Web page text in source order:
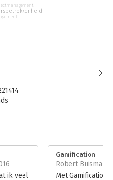
meer impact heeft.
en zorg ervoor dat
zien hoe de moderne
effecten kan gamification
onderwijs en ICT? Hij laat
moet voldoen, geeft
ik veel
Gamification
Robert Buisman
Met Gamification,